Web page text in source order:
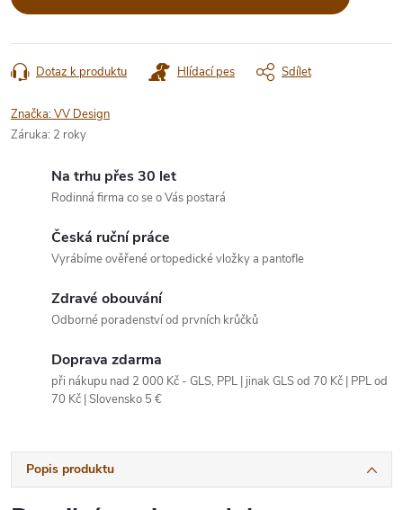
Dotaz k produktu Hlídací pes Sdílet
Značka:VV Design
Záruka: 2 roky
Na trhu přes 30 let
Rodinná firma co se o Vás postará
Česká ruční práce
Vyrábíme ověřené ortopedické vložky a pantofle
Zdravé obouvání
Odborné poradenství od prvních krůčků
Doprava zdarma
při nákupu nad 2 000 Kč - GLS, PPL | jinak GLS od 70 Kč | PPL od
70 Kč | Slovensko 5 €
Popis produktu